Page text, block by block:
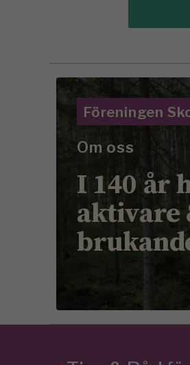
Föreningen
Om oss
I 140 år
aktivare